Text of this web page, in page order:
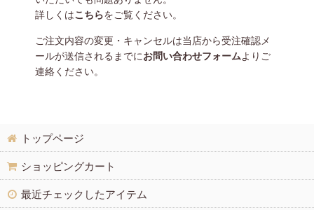
詳しくはこちらをご覧ください。
ご注文内容の変更・キャンセルは当店から受注確認メ
ールが送信されるまでにお問い合わせフォームよりご
連絡ください。
トップページ
ショッピングカート
最近チェックしたアイテム